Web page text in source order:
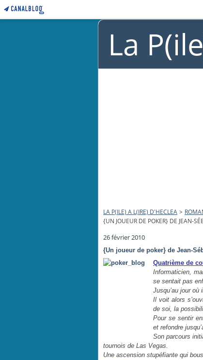
La
LA P(ILE) A L(IRE) D'HECLEA >
{UN JOUEUR DE POKER} DE JEAN-
26 février 2010
{Un joueur de poker} de Jean-
Quatrième de
Informaticien,
se sentait pas
Jusqu’au jour où
Il voit alors
de soi, la
Pour se sentir
et refondre
Son parcours
tournois de Las Vegas.
Une ascension stupéfiante qui